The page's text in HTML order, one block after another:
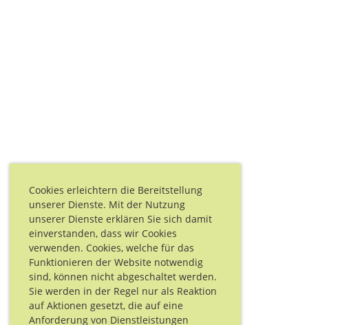
Cookies erleichtern die Bereitstellung
unserer Dienste. Mit der Nutzung
unserer Dienste erklären Sie sich damit
einverstanden, dass wir Cookies
verwenden. Cookies, welche für das
Funktionieren der Website notwendig
sind, können nicht abgeschaltet werden.
Sie werden in der Regel nur als Reaktion
auf Aktionen gesetzt, die auf eine
Anforderung von Dienstleistungen